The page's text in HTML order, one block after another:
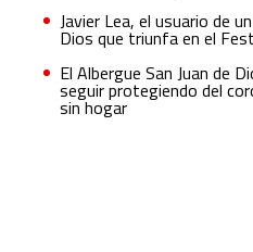
Javier Lea, el usuario de
Dios que triunfa en el
El Albergue San Juan de
seguir protegiendo del
sin hogar